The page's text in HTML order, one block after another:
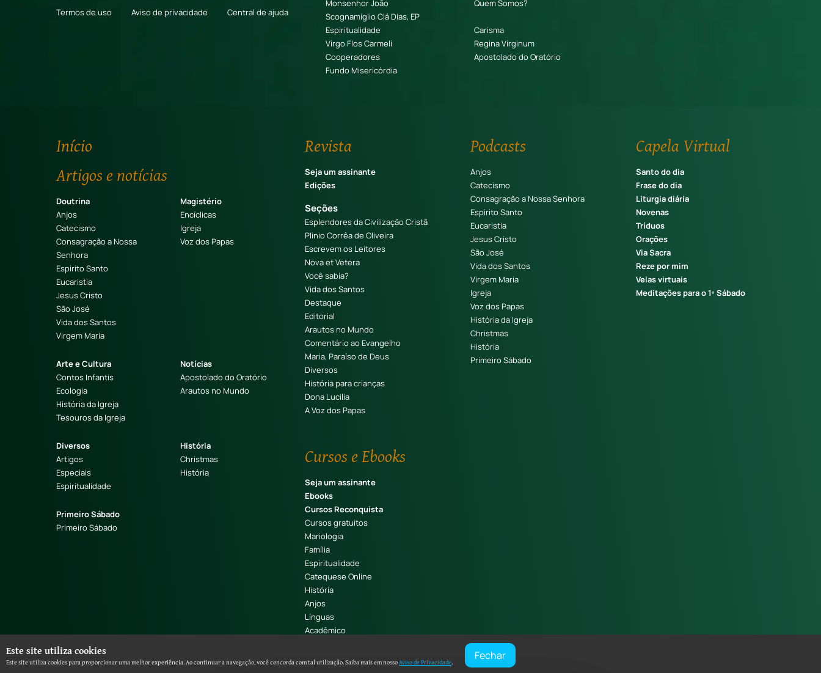
Termos de uso Aviso de privacidade Central de ajuda
Monsenhor João
Scognamiglio Clá Dias, EP
Quem Somos?
Espiritualidade
Carisma
Virgo Flos Carmeli
Regina Virginum
Cooperadores
Apostolado do Oratório
Fundo Misericórdia
Início
Artigos e notícias
Doutrina
Anjos
Catecismo
Consagração a Nossa
Senhora
Espirito Santo
Eucaristia
Jesus Cristo
São José
Vida dos Santos
Virgem Maria
Magistério
Encíclicas
Igreja
Voz dos Papas
Arte e Cultura
Contos Infantis
Ecologia
História da Igreja
Tesouros da Igreja
Notícias
Apostolado do Oratório
Arautos no Mundo
Diversos
Artigos
Especiais
Espiritualidade
História
Christmas
História
Primeiro Sábado
Primeiro Sábado
Revista
Seja um assinante
Edições
Seções
Esplendores da Civilização Cristã
Plinio Corrêa de Oliveira
Escrevem os Leitores
Nova et Vetera
Você sabia?
Vida dos Santos
Destaque
Editorial
Arautos no Mundo
Comentário ao Evangelho
Maria, Paraíso de Deus
Diversos
História para crianças
Dona Lucilia
A Voz dos Papas
Cursos e Ebooks
Seja um assinante
Ebooks
Cursos Reconquista
Cursos gratuitos
Mariologia
Família
Espiritualidade
Catequese Online
História
Anjos
Línguas
Acadêmico
Podcasts
Anjos
Catecismo
Consagração a Nossa Senhora
Espirito Santo
Eucaristia
Jesus Cristo
São José
Vida dos Santos
Virgem Maria
Igreja
Voz dos Papas
História da Igreja
Christmas
História
Primeiro Sábado
Capela Virtual
Santo do dia
Frase do dia
Liturgia diária
Novenas
Tríduos
Orações
Via Sacra
Reze por mim
Velas virtuais
Meditações para o 1º Sábado
Este site utiliza cookies
Este site utiliza cookies para proporcionar uma melhor experiência. Ao continuar a navegação, você concorda com tal utilização. Saiba mais em nossoAviso de Privacidade. Fechar